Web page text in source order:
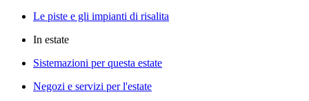
Le piste e gli impianti di risalita
In estate
Sistemazioni per questa estate
Negozi e servizi per l'estate